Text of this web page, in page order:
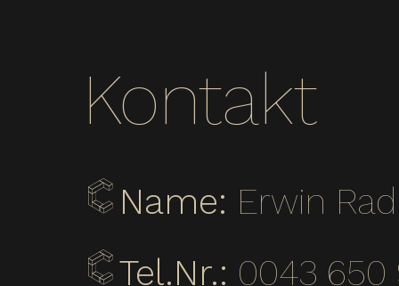
Kontakt
Name: Erwin
Tel.Nr.: 0043 650